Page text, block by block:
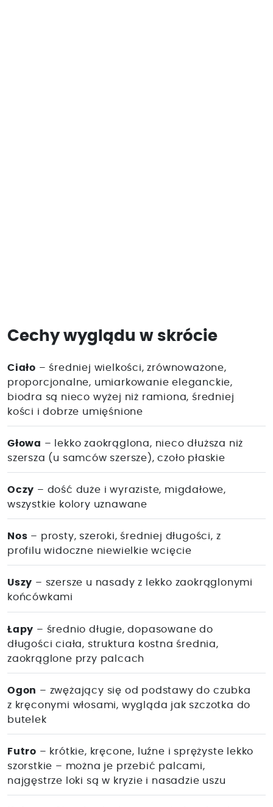
Cechy wyglądu w skrócie
Ciało – średniej wielkości, zrównoważone,
proporcjonalne, umiarkowanie eleganckie,
biodra są nieco wyżej niż ramiona, średniej
kości i dobrze umięśnione
Głowa – lekko zaokrąglona, nieco dłuższa niż
szersza (u samców szersze), czoło płaskie
Oczy – dość duże i wyraziste, migdałowe,
wszystkie kolory uznawane
Nos – prosty, szeroki, średniej długości, z
profilu widoczne niewielkie wcięcie
Uszy – szersze u nasady z lekko zaokrąglonymi
końcówkami
Łapy – średnio długie, dopasowane do
długości ciała, struktura kostna średnia,
zaokrąglone przy palcach
Ogon – zwężający się od podstawy do czubka
z kręconymi włosami, wygląda jak szczotka do
butelek
Futro – krótkie, kręcone, luźne i sprężyste lekko
szorstkie – można je przebić palcami,
najgęstrze loki są w kryzie i nasadzie uszu